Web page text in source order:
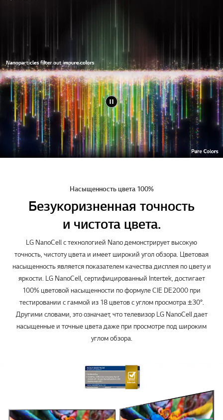
Насыщенность цвета 100%
Безукоризненная точность
и чистота цвета.
LG NanoCell с технологией Nano демонстрирует высокую
точность, чистоту цвета и имеет широкий угол обзора. Цветовая
насыщенность является показателем качества дисплея по цвету и
яркости. LG NanoCell, сертифицированный Intertek, достигает
100% цветовой насыщенности по формуле CIE DE2000 при
тестировании с гаммой из 18 цветов с углом просмотра ±30°.
Другими словами, это означает, что телевизор LG NanoCell дает
насыщенные и точные цвета даже при просмотре под широким
углом обзора.